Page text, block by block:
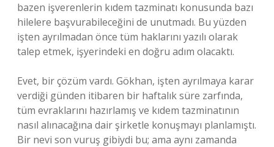
bazen işverenlerin kıdem tazminatı konusunda bazı
hilelere başvurabileceğini de unutmadı. Bu yüzden
işten ayrılmadan önce tüm haklarını yazılı olarak
talep etmek, işyerindeki en doğru adım olacaktı.
Evet, bir çözüm vardı. Gökhan, işten ayrılmaya karar
verdiği günden itibaren bir haftalık süre zarfında,
tüm evraklarını hazırlamış ve kıdem tazminatının
nasıl alınacağına dair şirketle konuşmayı planlamıştı.
Bir nevi son vuruş gibiydi bu; ama aynı zamanda